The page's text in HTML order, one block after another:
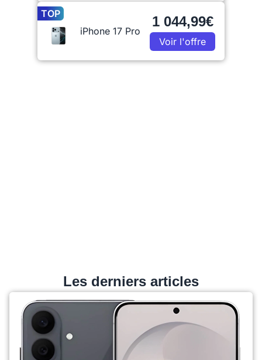
TOP
iPhone 17 Pro
1 044,99€
Voir l'offre
Les derniers articles